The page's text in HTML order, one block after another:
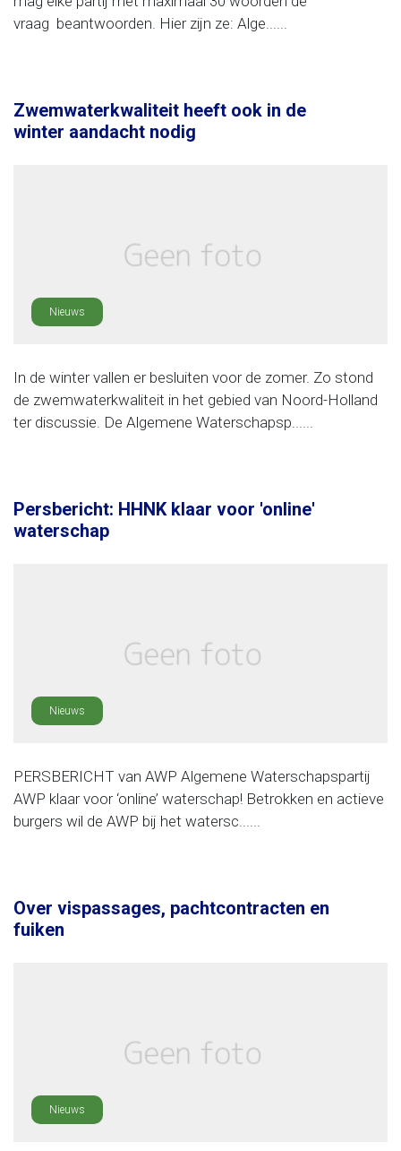
vraag beantwoorden. Hier zijn ze: Alge......
Zwemwaterkwaliteit heeft ook in de
winter aandacht nodig
Nieuws
In de winter vallen er besluiten voor de zomer. Zo stond
de zwemwaterkwaliteit in het gebied van Noord-Holland
ter discussie. De Algemene Waterschapsp......
Persbericht: HHNK klaar voor 'online'
waterschap
Nieuws
PERSBERICHT van AWP Algemene Waterschapspartij
AWP klaar voor ‘online’ waterschap! Betrokken en actieve
burgers wil de AWP bij het watersc......
Over vispassages, pachtcontracten en
fuiken
Nieuws